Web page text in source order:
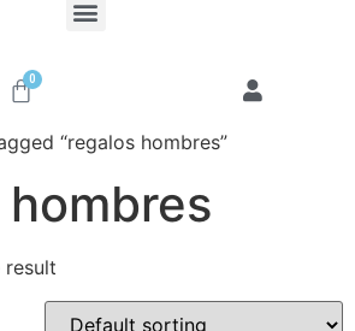
0
“regalos hombres”
result